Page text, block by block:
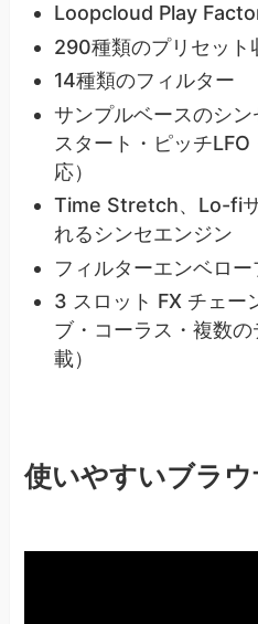
Loopcloud Play
290種類のプリセット
14種類のフィルター
サンプルベースのシ
スタート・ピッチ
応）
Time Stretch、Lo-fi
れるシンセエンジン
フィルターエンベロー
3 スロット FX チェー
ブ・コーラス・複数
載）
使いやすいブラ